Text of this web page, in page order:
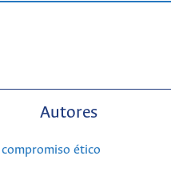
Autores
ético